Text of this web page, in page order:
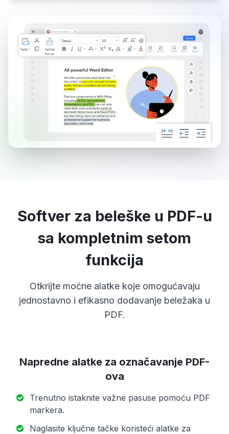
Softver za beleške u PDF-u
sa kompletnim setom
funkcija
Otkrijte moćne alatke koje omogućavaju
jednostavno i efikasno dodavanje beležaka u
PDF.
Napredne alatke za označavanje PDF-
ova
Trenutno istaknite važne pasuse pomoću PDF
markera.
Naglasite ključne tačke koristeći alatke za